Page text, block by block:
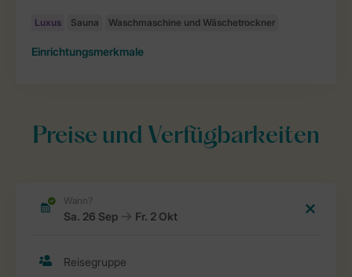
Einrichtungsmerkmale
Preise und Verfügbarkeiten